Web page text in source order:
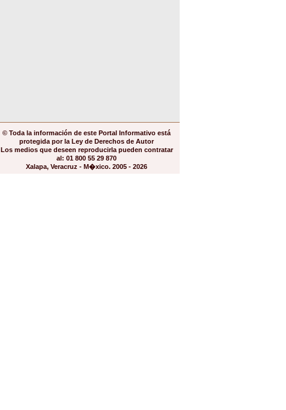
© Toda la información de este Portal Informativo está
protegida por la Ley de Derechos de Autor
Los medios que deseen reproducirla pueden contratar
al: 01 800 55 29 870
Xalapa, Veracruz - M�xico. 2005 - 2026